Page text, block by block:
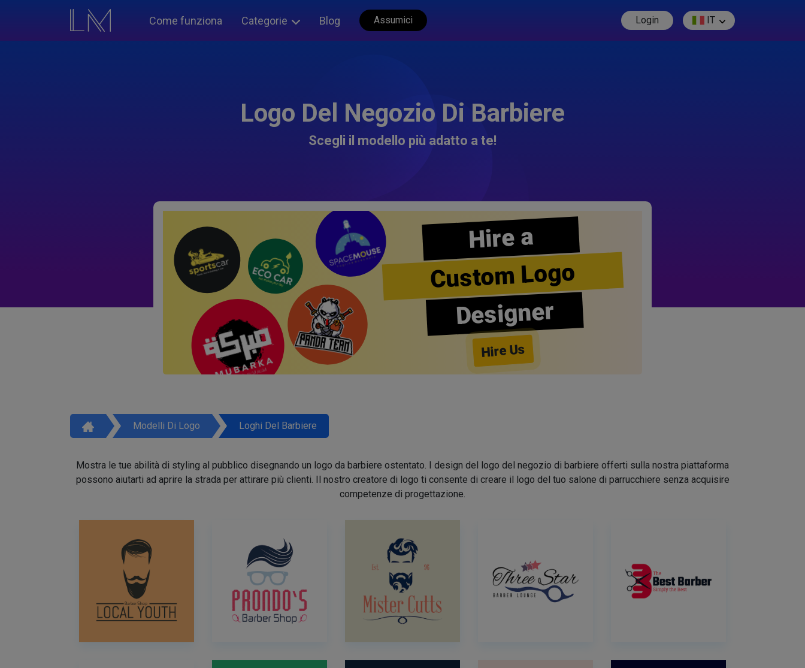
Come funziona Categorie Blog Assumici Login IT
Logo Del Negozio Di Barbiere
Scegli il modello più adatto a te!
Hire a
Custom Logo
Designer
Hire Us
Modelli Di Logo Loghi Del Barbiere
Mostra le tue abilità di styling al pubblico disegnando un logo da barbiere ostentato. I design del logo del negozio di barbiere offerti sulla nostra piattaforma
possono aiutarti ad aprire la strada per attirare più clienti. Il nostro creatore di logo ti consente di creare il logo del tuo salone di parrucchiere senza acquisire
competenze di progettazione.